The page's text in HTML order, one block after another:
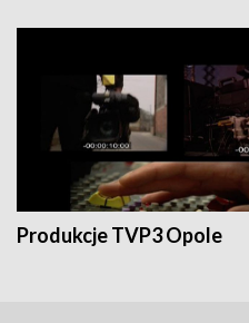
Produkcje TVP3 Opole